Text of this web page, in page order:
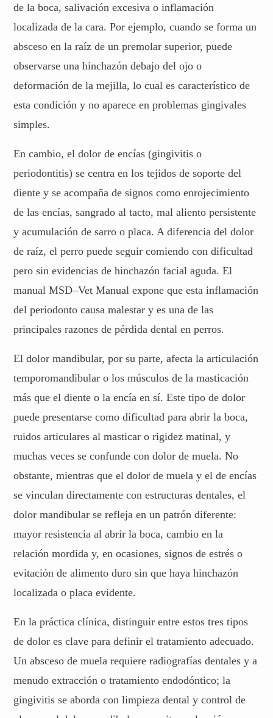
de la boca, salivación excesiva o inflamación
localizada de la cara. Por ejemplo, cuando se forma un
absceso en la raíz de un premolar superior, puede
observarse una hinchazón debajo del ojo o
deformación de la mejilla, lo cual es característico de
esta condición y no aparece en problemas gingivales
simples.
En cambio, el dolor de encías (gingivitis o
periodontitis) se centra en los tejidos de soporte del
diente y se acompaña de signos como enrojecimiento
de las encías, sangrado al tacto, mal aliento persistente
y acumulación de sarro o placa. A diferencia del dolor
de raíz, el perro puede seguir comiendo con dificultad
pero sin evidencias de hinchazón facial aguda. El
manual MSD–Vet Manual expone que esta inflamación
del periodonto causa malestar y es una de las
principales razones de pérdida dental en perros.
El dolor mandibular, por su parte, afecta la articulación
temporomandibular o los músculos de la masticación
más que el diente o la encía en sí. Este tipo de dolor
puede presentarse como dificultad para abrir la boca,
ruidos articulares al masticar o rigidez matinal, y
muchas veces se confunde con dolor de muela. No
obstante, mientras que el dolor de muela y el de encías
se vinculan directamente con estructuras dentales, el
dolor mandibular se refleja en un patrón diferente:
mayor resistencia al abrir la boca, cambio en la
relación mordida y, en ocasiones, signos de estrés o
evitación de alimento duro sin que haya hinchazón
localizada o placa evidente.
En la práctica clínica, distinguir entre estos tres tipos
de dolor es clave para definir el tratamiento adecuado.
Un absceso de muela requiere radiografías dentales y a
menudo extracción o tratamiento endodóntico; la
gingivitis se aborda con limpieza dental y control de